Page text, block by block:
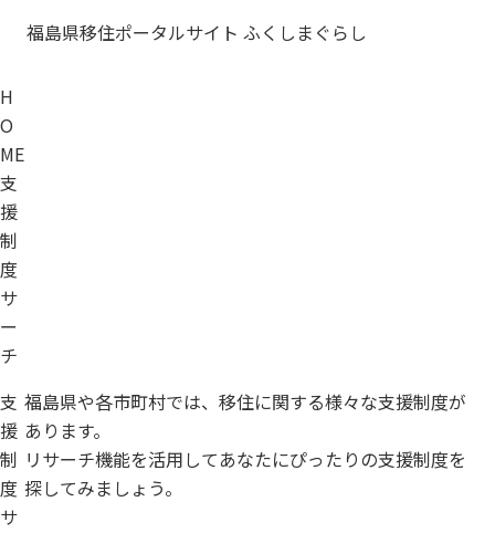
福島県移住ポータルサイト ふくしまぐらし
H
O
ME
支
援
制
度
サ
ー
チ
支
援
制
度
サ
福島県や各市町村では、移住に関する様々な支援制度が
あります。
リサーチ機能を活用してあなたにぴったりの支援制度を
探してみましょう。